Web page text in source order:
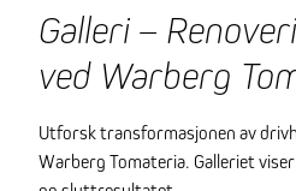
Galleri –
ved Warberg
Utforsk transformasjonen av
Warberg Tomateria. Galleriet